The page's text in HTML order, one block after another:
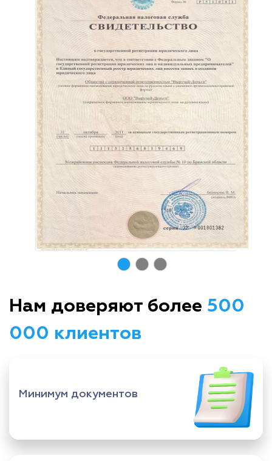
Нам доверяют более 500
000 клиентов
Минимум документов